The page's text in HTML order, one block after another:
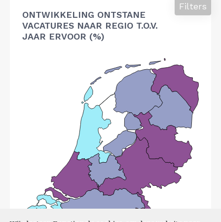
ONTWIKKELING ONTSTANE
VACATURES NAAR REGIO T.O.V.
JAAR ERVOOR (%)
Filters